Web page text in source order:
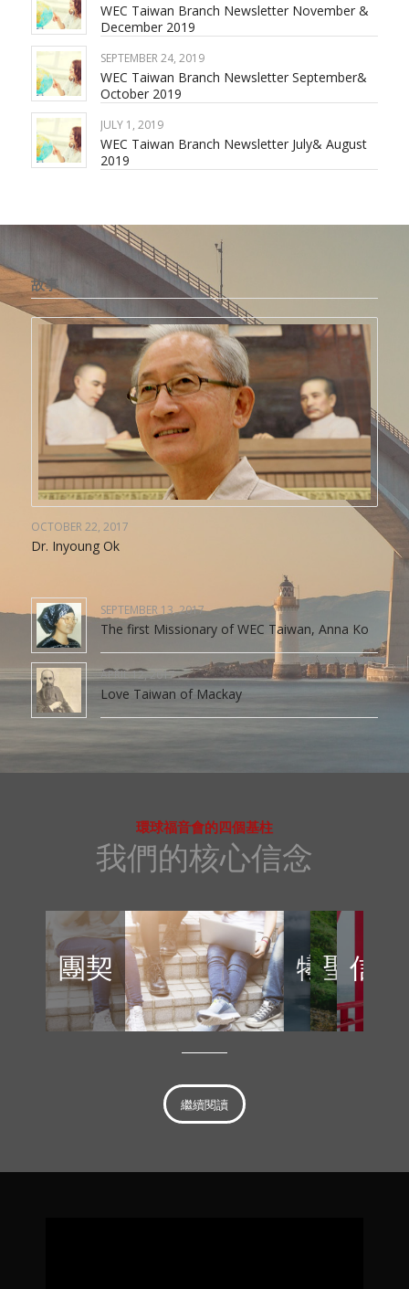
WEC Taiwan Branch Newsletter November &
December 2019
SEPTEMBER 24, 2019
WEC Taiwan Branch Newsletter September&
October 2019
JULY 1, 2019
WEC Taiwan Branch Newsletter July& August
2019
故事
OCTOBER 22, 2017
Dr. Inyoung Ok
SEPTEMBER 13, 2017
The first Missionary of WEC Taiwan, Anna Ko
APRIL 12, 2017
Love Taiwan of Mackay
環球福音會的四個基柱
我們的核心信念
團契 犧牲
聖潔信心
繼續閱讀